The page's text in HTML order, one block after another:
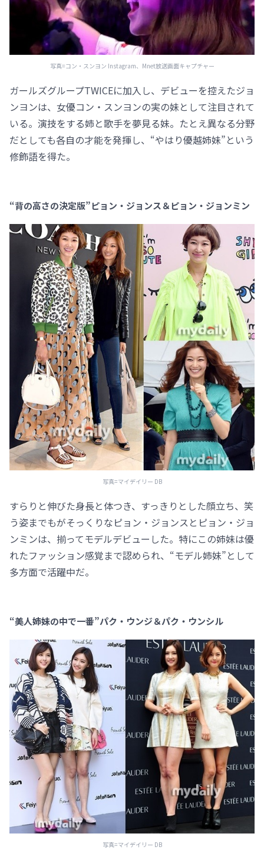
写真=コン・スンヨン Instagram、Mnet放送画面キャプチャー
ガールズグループTWICEに加入し、デビューを控えたジョ
ンヨンは、女優コン・スンヨンの実の妹として注目されて
いる。演技をする姉と歌手を夢見る妹。たとえ異なる分野
だとしても各自の才能を発揮し、“やはり優越姉妹”という
修飾語を得た。
“背の高さの決定版”ピョン・ジョンス＆ピョン・ジョンミン
写真=マイデイリー DB
すらりと伸びた身長と体つき、すっきりとした顔立ち、笑
う姿までもがそっくりなピョン・ジョンスとピョン・ジョ
ンミンは、揃ってモデルデビューした。特にこの姉妹は優
れたファッション感覚まで認められ、“モデル姉妹”として
多方面で活躍中だ。
“美人姉妹の中で一番”パク・ウンジ＆パク・ウンシル
写真=マイデイリー DB